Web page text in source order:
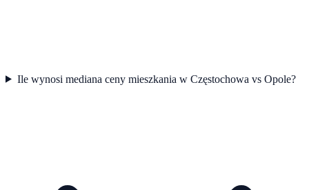
Ile wynosi mediana ceny mieszkania w Częstochowa vs Opole?